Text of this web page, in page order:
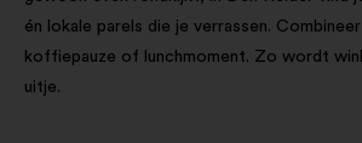
én lokale parels die je verrassen.
koffiepauze of lunchmoment. Zo wordt
uitje.